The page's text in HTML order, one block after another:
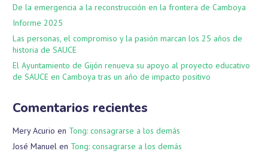
De la emergencia a la reconstrucción en la frontera de Camboya
Informe 2025
Las personas, el compromiso y la pasión marcan los 25 años de
historia de SAUCE
El Ayuntamiento de Gijón renueva su apoyo al proyecto educativo
de SAUCE en Camboya tras un año de impacto positivo
Comentarios recientes
Mery Acurio en Tong: consagrarse a los demás
José Manuel en Tong: consagrarse a los demás